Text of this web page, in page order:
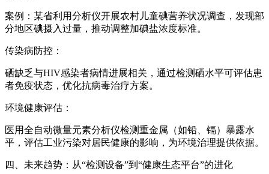
案例：某省利用分析仪开展农村儿童碘营养状况调查，发现部
分地区碘摄入过量，推动调整加碘盐浓度标准。
传染病防控：
硒缺乏与HIV感染者病情进展相关，通过检测硒水平可评估患
者免疫状态，优化抗病毒治疗方案。
环境健康评估：
医用全自动微量元素分析仪检测重金属（如铅、镉）暴露水
平，评估工业污染对居民健康的影响，为环境治理提供依据。
四、未来趋势：从“检测设备”到“健康生态平台”的进化